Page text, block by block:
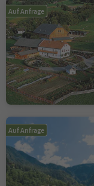
Auf Anfrage
Auf Anfrage